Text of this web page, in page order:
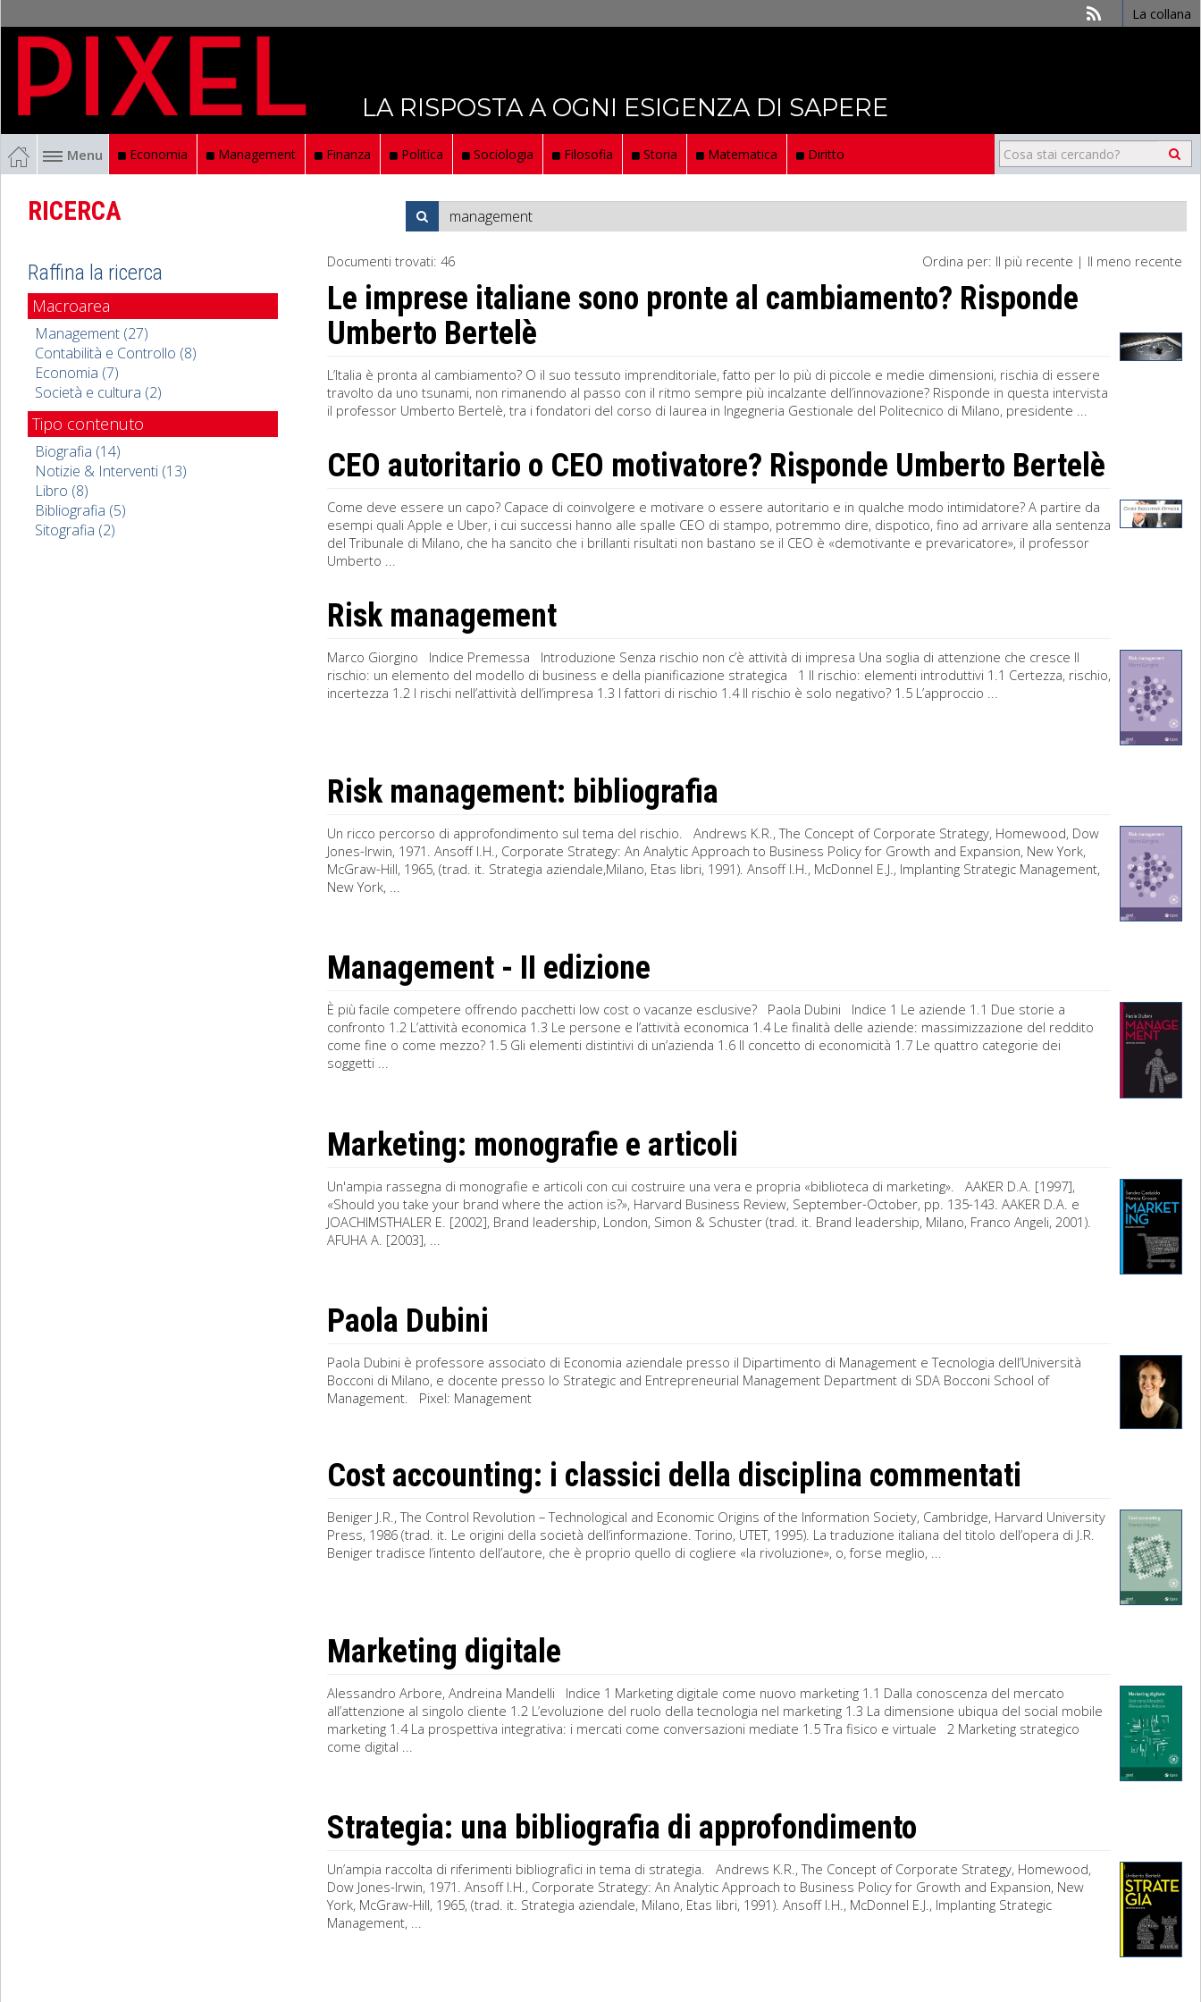
La collana
LA RISPOSTA A OGNI ESIGENZA DI SAPERE
Menu Economia Management Finanza Politica Sociologia Filosofia Storia Matematica Diritto
RICERCA
Ordina per: Il più recente | Il meno recente
Documenti trovati: 46
Le imprese italiane sono pronte al cambiamento? Risponde
Umberto Bertelè
L’Italia è pronta al cambiamento? O il suo tessuto imprenditoriale, fatto per lo più di piccole e medie dimensioni, rischia di essere
travolto da uno tsunami, non rimanendo al passo con il ritmo sempre più incalzante dell’innovazione? Risponde in questa intervista
il professor Umberto Bertelè, tra i fondatori del corso di laurea in Ingegneria Gestionale del Politecnico di Milano, presidente ...
CEO autoritario o CEO motivatore? Risponde Umberto Bertelè
Come deve essere un capo? Capace di coinvolgere e motivare o essere autoritario e in qualche modo intimidatore? A partire da
esempi quali Apple e Uber, i cui successi hanno alle spalle CEO di stampo, potremmo dire, dispotico, fino ad arrivare alla sentenza
del Tribunale di Milano, che ha sancito che i brillanti risultati non bastano se il CEO è «demotivante e prevaricatore», il professor
Umberto ...
Risk management
Marco Giorgino Indice Premessa Introduzione Senza rischio non c’è attività di impresa Una soglia di attenzione che cresce Il
rischio: un elemento del modello di business e della pianificazione strategica 1 Il rischio: elementi introduttivi 1.1 Certezza, rischio,
incertezza 1.2 I rischi nell’attività dell’impresa 1.3 I fattori di rischio 1.4 Il rischio è solo negativo? 1.5 L’approccio ...
Risk management: bibliografia
Un ricco percorso di approfondimento sul tema del rischio. Andrews K.R., The Concept of Corporate Strategy, Homewood, Dow
Jones-Irwin, 1971. Ansoff I.H., Corporate Strategy: An Analytic Approach to Business Policy for Growth and Expansion, New York,
McGraw-Hill, 1965, (trad. it. Strategia aziendale,Milano, Etas libri, 1991). Ansoff I.H., McDonnel E.J., Implanting Strategic Management,
New York, ...
Management - II edizione
È più facile competere offrendo pacchetti low cost o vacanze esclusive? Paola Dubini Indice 1 Le aziende 1.1 Due storie a
confronto 1.2 L’attività economica 1.3 Le persone e l’attività economica 1.4 Le finalità delle aziende: massimizzazione del reddito
come fine o come mezzo? 1.5 Gli elementi distintivi di un’azienda 1.6 Il concetto di economicità 1.7 Le quattro categorie dei
soggetti ...
Marketing: monografie e articoli
Un'ampia rassegna di monografie e articoli con cui costruire una vera e propria «biblioteca di marketing». AAKER D.A. [1997],
«Should you take your brand where the action is?», Harvard Business Review, September-October, pp. 135-143. AAKER D.A. e
JOACHIMSTHALER E. [2002], Brand leadership, London, Simon & Schuster (trad. it. Brand leadership, Milano, Franco Angeli, 2001).
AFUHA A. [2003], ...
Paola Dubini
Paola Dubini è professore associato di Economia aziendale presso il Dipartimento di Management e Tecnologia dell’Università
Bocconi di Milano, e docente presso lo Strategic and Entrepreneurial Management Department di SDA Bocconi School of
Management. Pixel: Management
Cost accounting: i classici della disciplina commentati
Beniger J.R., The Control Revolution – Technological and Economic Origins of the Information Society, Cambridge, Harvard University
Press, 1986 (trad. it. Le origini della società dell’informazione. Torino, UTET, 1995). La traduzione italiana del titolo dell’opera di J.R.
Beniger tradisce l’intento dell’autore, che è proprio quello di cogliere «la rivoluzione», o, forse meglio, ...
Marketing digitale
Alessandro Arbore, Andreina Mandelli Indice 1 Marketing digitale come nuovo marketing 1.1 Dalla conoscenza del mercato
all’attenzione al singolo cliente 1.2 L’evoluzione del ruolo della tecnologia nel marketing 1.3 La dimensione ubiqua del social mobile
marketing 1.4 La prospettiva integrativa: i mercati come conversazioni mediate 1.5 Tra fisico e virtuale 2 Marketing strategico
come digital ...
Strategia: una bibliografia di approfondimento
Un’ampia raccolta di riferimenti bibliografici in tema di strategia. Andrews K.R., The Concept of Corporate Strategy, Homewood,
Dow Jones-Irwin, 1971. Ansoff I.H., Corporate Strategy: An Analytic Approach to Business Policy for Growth and Expansion, New
York, McGraw-Hill, 1965, (trad. it. Strategia aziendale, Milano, Etas libri, 1991). Ansoff I.H., McDonnel E.J., Implanting Strategic
Management, ...
Raffina la ricerca
Macroarea
Management (27)
Contabilità e Controllo (8)
Economia (7)
Società e cultura (2)
Tipo contenuto
Biografia (14)
Notizie & Interventi (13)
Libro (8)
Bibliografia (5)
Sitografia (2)